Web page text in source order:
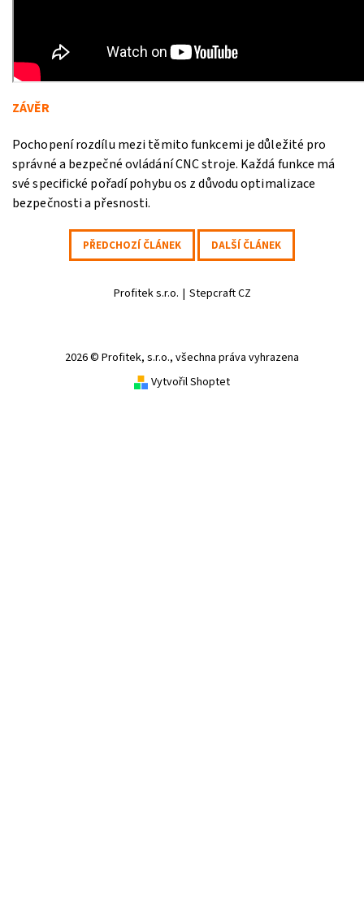
ZÁVĚR
Pochopení rozdílu mezi těmito funkcemi je důležité pro
správné a bezpečné ovládání CNC stroje. Každá funkce má
své specifické pořadí pohybu os z důvodu optimalizace
bezpečnosti a přesnosti.
PŘEDCHOZÍ ČLÁNEK DALŠÍ ČLÁNEK
Profitek s.r.o. | Stepcraft CZ
2026 © Profitek, s.r.o., všechna práva vyhrazena
Vytvořil Shoptet